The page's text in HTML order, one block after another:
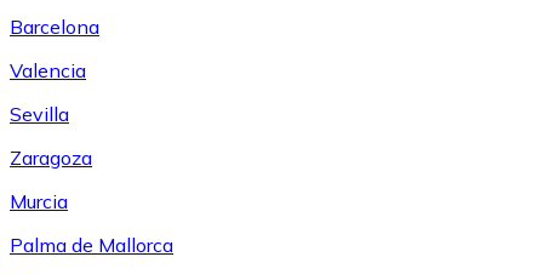
Barcelona
Valencia
Sevilla
Zaragoza
Murcia
Palma de Mallorca